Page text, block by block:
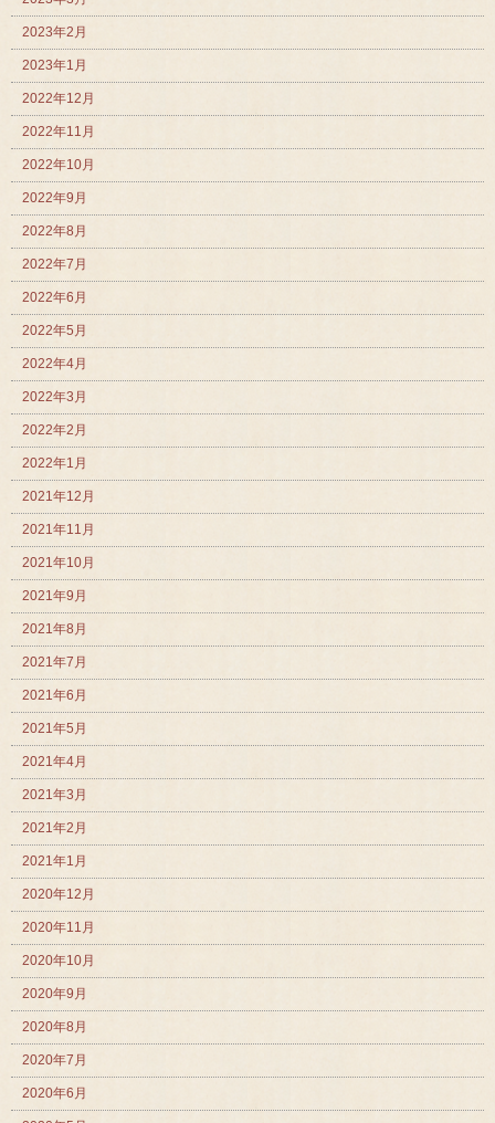
2023年2月
2023年1月
2022年12月
2022年11月
2022年10月
2022年9月
2022年8月
2022年7月
2022年6月
2022年5月
2022年4月
2022年3月
2022年2月
2022年1月
2021年12月
2021年11月
2021年10月
2021年9月
2021年8月
2021年7月
2021年6月
2021年5月
2021年4月
2021年3月
2021年2月
2021年1月
2020年12月
2020年11月
2020年10月
2020年9月
2020年8月
2020年7月
2020年6月